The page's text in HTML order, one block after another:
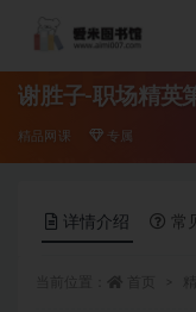
谢胜子-职场精英
精品网课 专属
详情介绍 常